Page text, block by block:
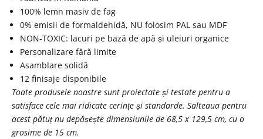
100% lemn masiv de fag
0% emisii de formaldehidă, NU folosim PAL sau MDF
NON-TOXIC: lacuri pe bază de apă și uleiuri organice
Personalizare fără limite
Asamblare solidă
12 finisaje disponibile
Toate produsele noastre sunt proiectate și testate pentru a
satisface cele mai ridicate cerințe și standarde. Salteaua pentru
acest pătuț nu depășește dimensiunile de 68,5 x 129,5 cm, cu o
grosime de 15 cm.